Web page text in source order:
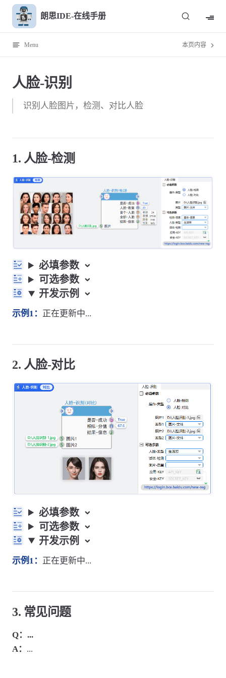
Skip to content朗思IDE-在线手册
Menu 本页内容
人脸-识别
识别人脸图片，检测、对比人脸
1. 人脸-检测
必填参数
可选参数
开发示例
示例1： 正在更新中...
2. 人脸-对比
必填参数
可选参数
开发示例
示例1： 正在更新中...
3. 常见问题
Q：...
A： ...